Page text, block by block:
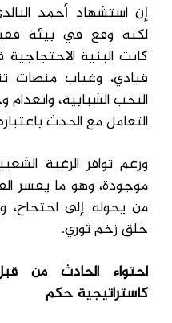
إن استشهاد أحمد
لكنه وقع في بيئة
كانت البنية
قيادي، وغياب منصات
النخب الشبابية،
التعامل مع الحدث
ورغم توافر الرغبة
موجودة، وهو ما يفسر
من يحوله إلى
خلق زخم ثوري.
احتواء الحادث من
كاستراتيجية حكم